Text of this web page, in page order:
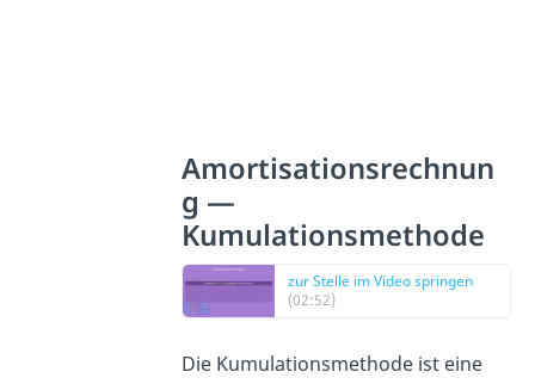
Amortisationsrechnun
g —
Kumulationsmethode
zur Stelle im Video springen
(02:52)
Die Kumulationsmethode ist eine